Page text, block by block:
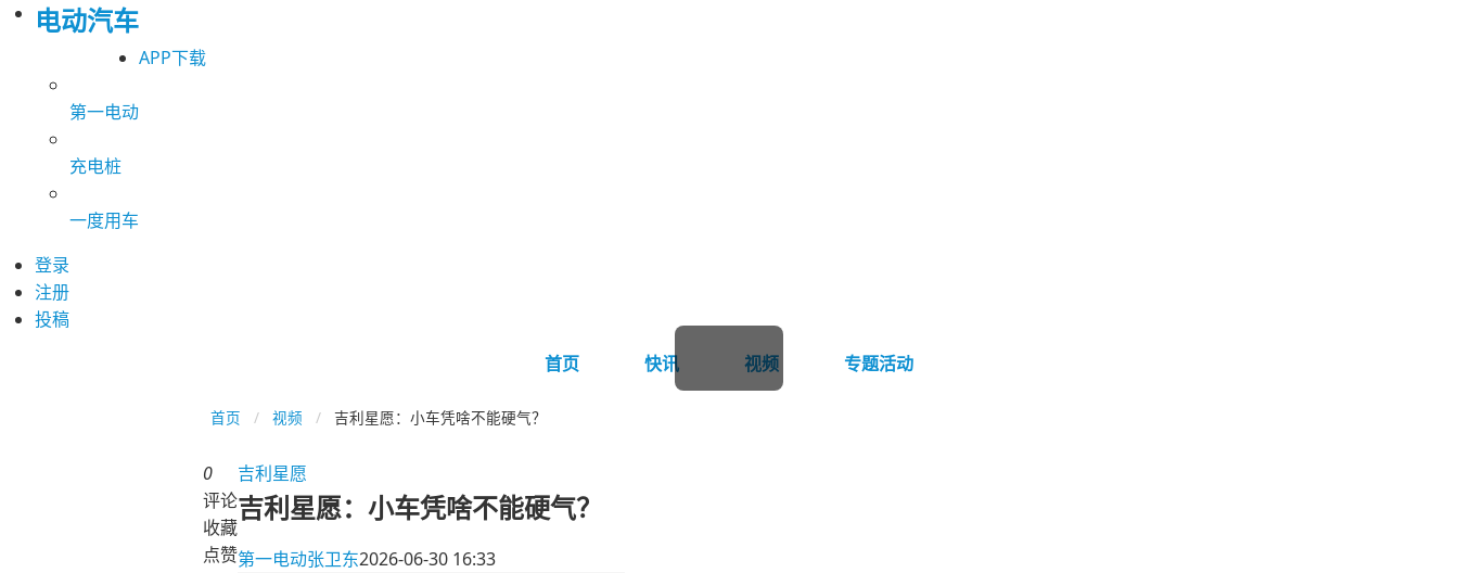
电动汽车
APP下载
第一电动
充电桩
一度用车
登录
注册
投稿
首页
快讯 视频 专题活动
首页 视频 吉利星愿：小车凭啥不能硬气？
0
评论
收藏
点赞
吉利星愿
吉利星愿：小车凭啥不能硬气？
第一电动张卫东2026-06-30 16:33